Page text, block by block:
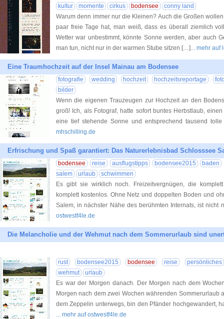
kultur
momente cirkus bodensee
conny land
Warum denn immer nur die Kleinen? Auch die Großen
paar freie Tage hat, man weiß, dass es überall ziemlich
Wetter war unbestimmt, könnte Sonne werden, aber auch
man tun, nicht nur in der warmen Stube sitzen […]... mehr auf
Eine Traumhochzeit auf der Insel Mainau am Bodensee
fotografie wedding hochzeit hochzeitsreportage
bilder
Wenn die eigenen Trauzeugen zur Hochzeit an den
groß! Ich, als Fotograf, hatte sofort buntes Herbstlaub,
eine tief stehende Sonne und entsprechend tausend
mhschilling.de
Erfrischung und Spaß garantiert: Das Naturerlebnisbad Schlosssee
bodensee reise ausflugstipps bodensee2015
baden
salem
urlaub
schwimmen
Es gibt sie wirklich noch. Freizeitvergnügen, die
komplett kostenlos. Ohne Netz und doppelten Boden und
Salem, in nächster Nähe des berühmten Internats, ist
ostwestf4le.de
Die Melancholie und der Wehmut nach dem Sommerurlaub sind
rust bodensee2015 bodensee reise
persönliches
wehmut
urlaub
Es war der Morgen danach. Der Morgen nach dem
Morgen nach dem zwei Wochen währenden Sommerurlaub
dem Zeppelin unterwegs, bin den Pfänder hochgewandert,
... mehr auf ostwestf4le.de